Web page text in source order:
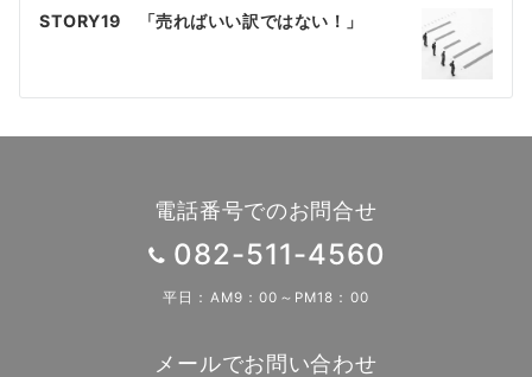
ゲ
シ
ョ
STORY19 「売ればいい訳ではない！」
電話番号でのお問合せ
082-511-4560
平日：AM9：00～PM18：00
メールでお問い合わせ